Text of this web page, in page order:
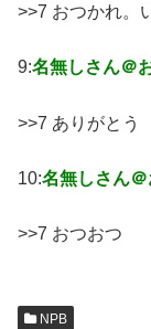
>>7 おつかれ。
9:名無しさん＠
>>7 ありがとう
10:名無しさん
>>7 おつおつ
NPB